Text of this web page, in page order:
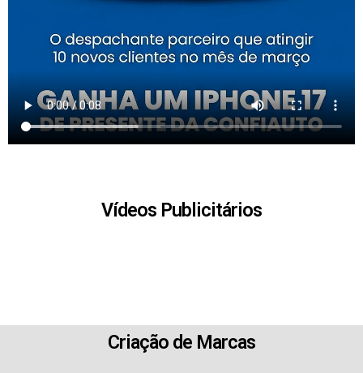
Vídeos Publicitários
Criação de Marcas